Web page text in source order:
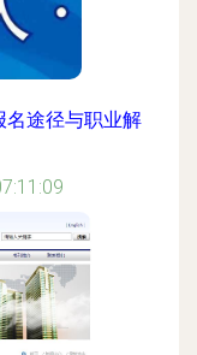
名途径与职业解